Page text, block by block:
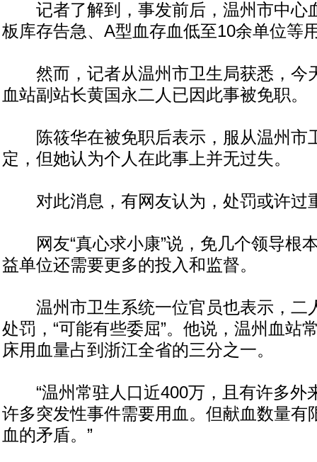
记者了解到，事发前后，温州市中心
板库存告急、A型血存血低至10余单位等
然而，记者从温州市卫生局获悉，今
血站副站长黄国永二人已因此事被免职。
陈筱华在被免职后表示，服从温州市
定，但她认为个人在此事上并无过失。
对此消息，有网友认为，处罚或许过
网友“真心求小康”说，免几个领导根
益单位还需要更多的投入和监督。
温州市卫生系统一位官员也表示，二
处罚，“可能有些委屈”。他说，温州血站
床用血量占到浙江全省的三分之一。
“温州常驻人口近400万，且有许多外
许多突发性事件需要用血。但献血数量有
血的矛盾。”